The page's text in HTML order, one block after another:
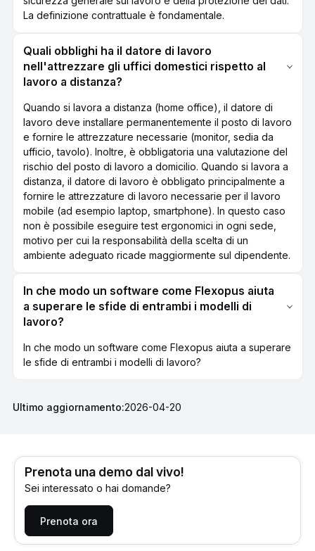
La definizione contrattuale è fondamentale.
Quali obblighi ha il datore di lavoro
nell'attrezzare gli uffici domestici rispetto al
lavoro a distanza?
Quando si lavora a distanza (home office), il datore di
lavoro deve installare permanentemente il posto di lavoro
e fornire le attrezzature necessarie (monitor, sedia da
ufficio, tavolo). Inoltre, è obbligatoria una valutazione del
rischio del posto di lavoro a domicilio. Quando si lavora a
distanza, il datore di lavoro è obbligato principalmente a
fornire le attrezzature di lavoro necessarie per il lavoro
mobile (ad esempio laptop, smartphone). In questo caso
non è possibile eseguire test ergonomici in ogni sede,
motivo per cui la responsabilità della scelta di un
ambiente adeguato ricade maggiormente sul dipendente.
In che modo un software come Flexopus aiuta
a superare le sfide di entrambi i modelli di
lavoro?
In che modo un software come Flexopus aiuta a superare
le sfide di entrambi i modelli di lavoro?
Ultimo aggiornamento:2026-04-20
Prenota una demo dal vivo!
Sei interessato o hai domande?
Prenota ora